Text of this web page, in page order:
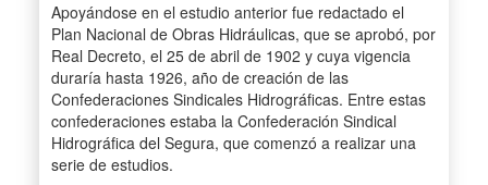
Apoyándose en el estudio anterior fue redactado el
Plan Nacional de Obras Hidráulicas, que se aprobó, por
Real Decreto, el 25 de abril de 1902 y cuya vigencia
duraría hasta 1926, año de creación de las
Confederaciones Sindicales Hidrográficas. Entre estas
confederaciones estaba la Confederación Sindical
Hidrográfica del Segura, que comenzó a realizar una
serie de estudios.